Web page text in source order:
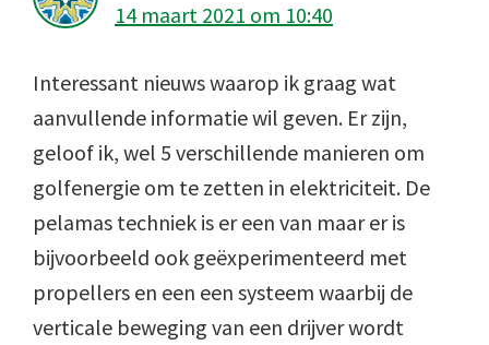
14 maart 2021 om 10:40
Interessant nieuws waarop ik graag wat
aanvullende informatie wil geven. Er zijn,
geloof ik, wel 5 verschillende manieren om
golfenergie om te zetten in elektriciteit. De
pelamas techniek is er een van maar er is
bijvoorbeeld ook geëxperimenteerd met
propellers en een een systeem waarbij de
verticale beweging van een drijver wordt